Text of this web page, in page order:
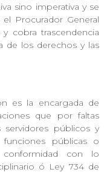
sino imperativa y se
Procurador General
cobra trascendencia
de los derechos y las
es la encargada de
que por faltas
servidores públicos y
públicas o
con lo
ó Ley 734 de